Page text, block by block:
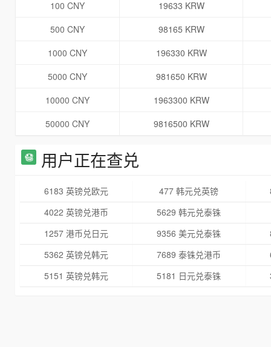
100 CNY
19633 KRW
500 CNY
98165 KRW
1000 CNY
196330 KRW
5000 CNY
981650 KRW
10000 CNY
1963300 KRW
50000 CNY
9816500 KRW
用户正在查兑
6183 英镑兑欧元 477 韩元兑英镑
4022 英镑兑港币
5629 韩元兑泰铢
1257 港币兑日元
9356 美元兑泰铢
5362 英镑兑韩元
7689 泰铢兑港币
5151 英镑兑韩元
5181 日元兑泰铢